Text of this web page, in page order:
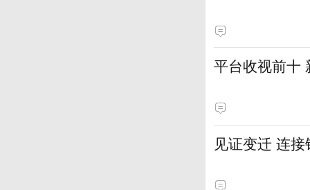
平台收视前十
见证变迁 连